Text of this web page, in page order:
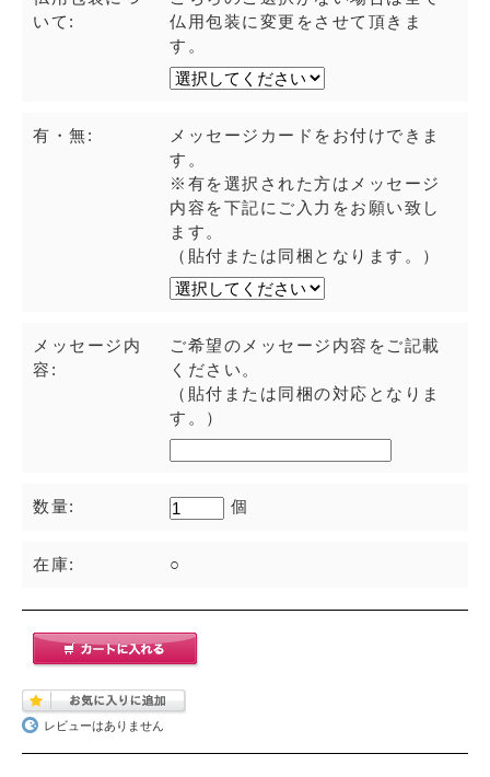
いて:
仏用包装に変更をさせて頂きま
す。
有・無:
メッセージカードをお付けできま
す。
※有を選択された方はメッセージ
内容を下記にご入力をお願い致し
ます。
（貼付または同梱となります。）
メッセージ内
容:
ご希望のメッセージ内容をご記載
ください。
（貼付または同梱の対応となりま
す。）
数量: 個
在庫: ○
レビューはありません